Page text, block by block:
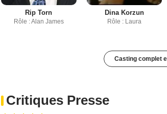
Rip Torn
Rôle : Alan James
Dina Korzun
Rôle : Laura
Casting complet
Critiques Presse